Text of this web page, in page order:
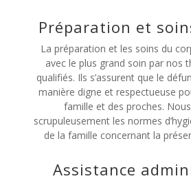
Préparation et
La préparation et les soins du
avec le plus grand soin par nos
qualifiés. Ils s’assurent que le
manière digne et respectueuse
famille et des proches.
scrupuleusement les normes
de la famille concernant la
Assistance